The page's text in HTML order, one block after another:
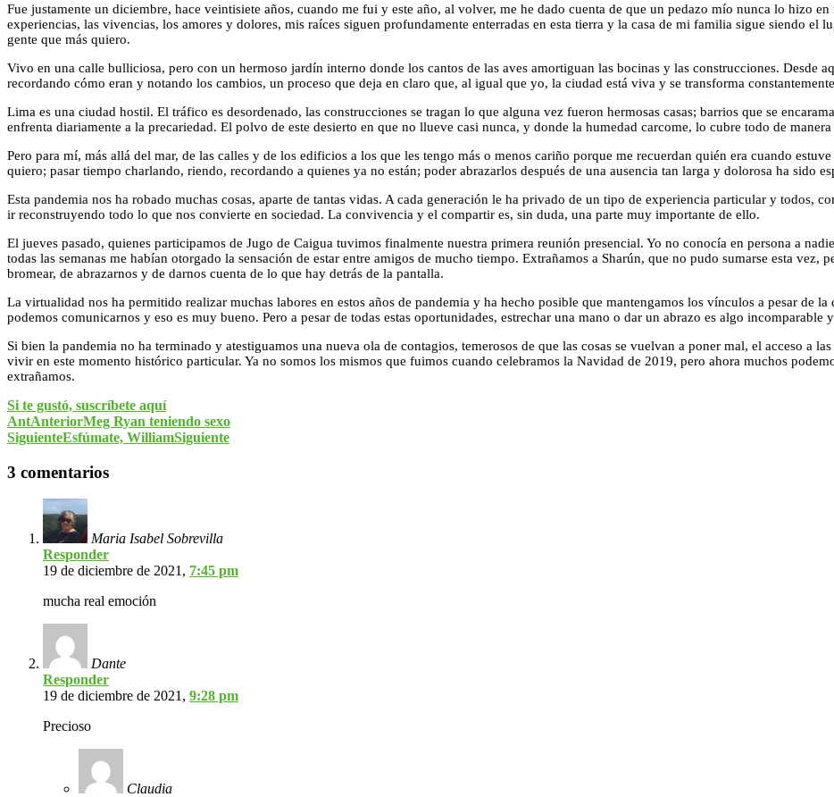
Fue justamente un diciembre, hace veintisiete años, cuando me fui y este año, al volver, me he dado cuenta de que un pedazo mío nunca lo hizo
experiencias, las vivencias, los amores y dolores, mis raíces siguen profundamente enterradas en esta tierra y la casa de mi familia sigue siendo el
gente que más quiero.
Vivo en una calle bulliciosa, pero con un hermoso jardín interno donde los cantos de las aves amortiguan las bocinas y las construcciones. Desde
recordando cómo eran y notando los cambios, un proceso que deja en claro que, al igual que yo, la ciudad está viva y se transforma
Lima es una ciudad hostil. El tráfico es desordenado, las construcciones se tragan lo que alguna vez fueron hermosas casas; barrios que se
enfrenta diariamente a la precariedad. El polvo de este desierto en que no llueve casi nunca, y donde la humedad carcome, lo cubre todo de
Pero para mí, más allá del mar, de las calles y de los edificios a los que les tengo más o menos cariño porque me recuerdan quién era cuando
quiero; pasar tiempo charlando, riendo, recordando a quienes ya no están; poder abrazarlos después de una ausencia tan larga y dolorosa ha sido
Esta pandemia nos ha robado muchas cosas, aparte de tantas vidas. A cada generación le ha privado de un tipo de experiencia particular y todos,
ir reconstruyendo todo lo que nos convierte en sociedad. La convivencia y el compartir es, sin duda, una parte muy importante de ello.
El jueves pasado, quienes participamos de Jugo de Caigua tuvimos finalmente nuestra primera reunión presencial. Yo no conocía en persona a
todas las semanas me habían otorgado la sensación de estar entre amigos de mucho tiempo. Extrañamos a Sharún, que no pudo sumarse esta vez,
bromear, de abrazarnos y de darnos cuenta de lo que hay detrás de la pantalla.
La virtualidad nos ha permitido realizar muchas labores en estos años de pandemia y ha hecho posible que mantengamos los vínculos a pesar de
podemos comunicarnos y eso es muy bueno. Pero a pesar de todas estas oportunidades, estrechar una mano o dar un abrazo es algo incomparable
Si bien la pandemia no ha terminado y atestiguamos una nueva ola de contagios, temerosos de que las cosas se vuelvan a poner mal, el acceso a
vivir en este momento histórico particular. Ya no somos los mismos que fuimos cuando celebramos la Navidad de 2019, pero ahora muchos
extrañamos.
Si te gustó, suscríbete aquí
AntAnteriorMeg Ryan teniendo sexo
SiguienteEsfúmate, WilliamSiguiente
3 comentarios
Maria Isabel Sobrevilla
Responder
19 de diciembre de 2021, 7:45 pm
mucha real emoción
Dante
Responder
19 de diciembre de 2021, 9:28 pm
Precioso
Claudia